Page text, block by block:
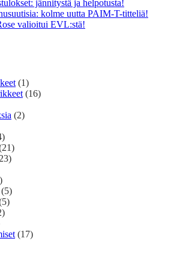
jännitystä ja helpotusta!
kolme uutta PAIM-T-titteliä!
valioitui EVL:stä!
(1)
(16)
(2)
(5)
(17)